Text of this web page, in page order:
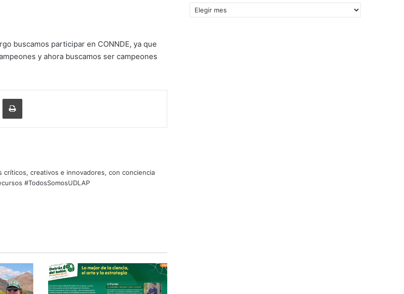
buscamos participar en CONNDE, ya que
y ahora buscamos ser campeones
via Email Print
creativos e innovadores, con conciencia
#TodosSomosUDLAP
Archivos